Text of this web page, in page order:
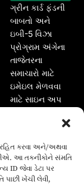
કરવા અને/અથવા
આ તકનીકોને સંમતિ
ID જેવા ડેટા પર
પાછી ખેંચી લેવી,
ગ્રીન કાર્ડ ફંડની
બાબતો અને
ઇબી-5 વિઝા
પ્રોગ્રામ અંગેના
તાજેતરના
સમાચારો માટે
ઇમેઇલ મેળવવા
માટે સાઇન અપ